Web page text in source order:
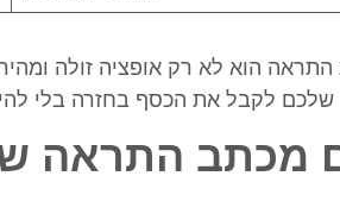
הוא לא רק אופציה זולה
שלכם לקבל את הכסף בחזרה בלי
מכתב התראה